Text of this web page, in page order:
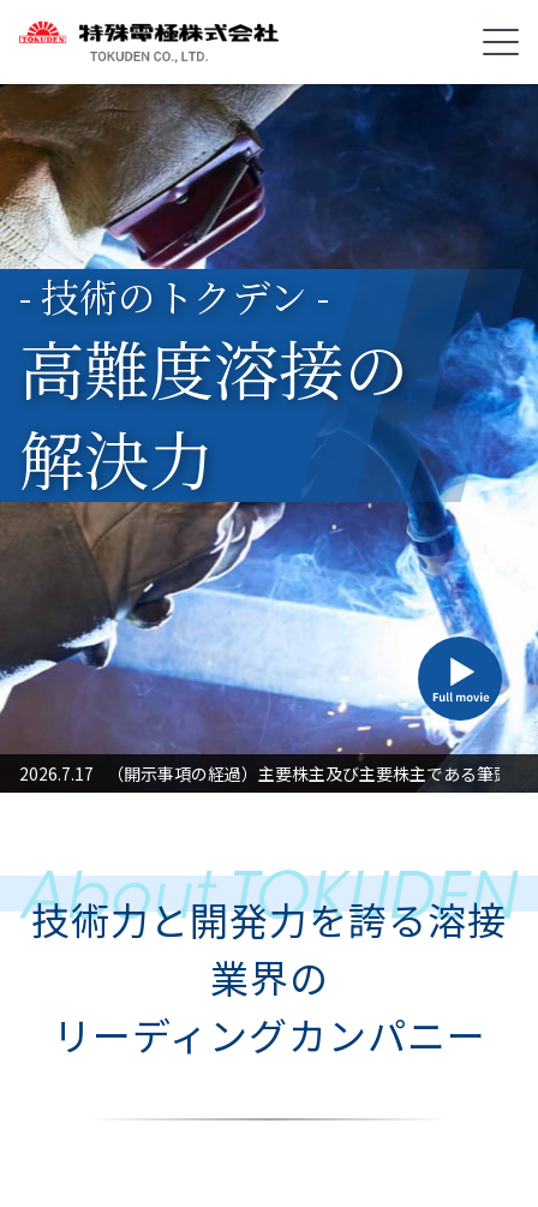
- 技術のトクデン -
高難度溶接の
解決力
対応」に関するお知らせ
2026.7.17 （開示事項の経過）主要株主及び主要株主である筆頭
技術力と開発力を誇る溶接
業界の
リーディングカンパニー